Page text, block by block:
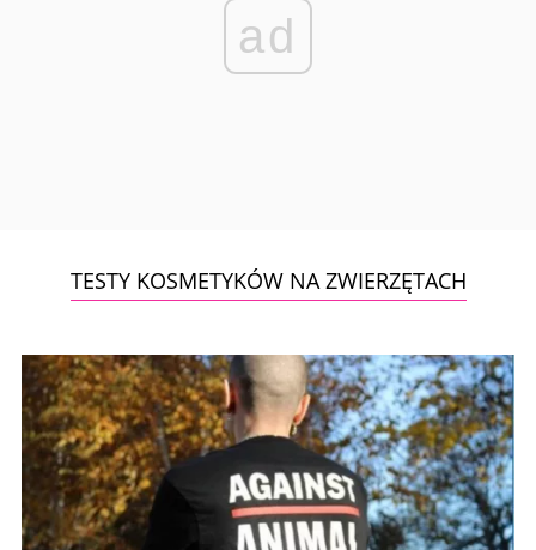
ad
TESTY KOSMETYKÓW NA ZWIERZĘTACH